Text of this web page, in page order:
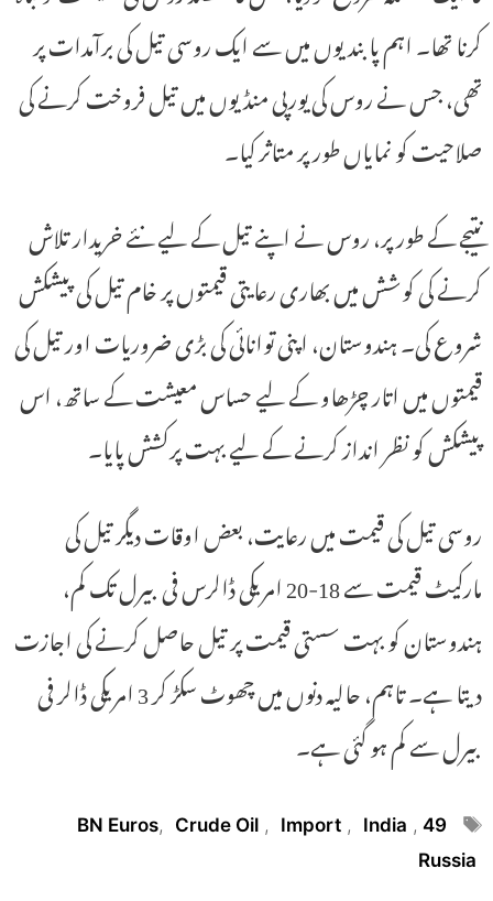
کرنا تھا۔ اہم پابندیوں میں سے ایک روسی تیل کی برآمدات پر
تھی، جس نے روس کی یورپی منڈیوں میں تیل فروخت کرنے کی
صلاحیت کو نمایاں طور پر متاثر کیا۔
نتیجے کے طور پر، روس نے اپنے تیل کے لیے نئے خریدار تلاش
کرنے کی کوشش میں بھاری رعایتی قیمتوں پر خام تیل کی پیشکش
شروع کی۔ ہندوستان، اپنی توانائی کی بڑی ضروریات اور تیل کی
قیمتوں میں اتار چڑھاو کے لیے حساس معیشت کے ساتھ، اس
پیشکش کو نظر انداز کرنے کے لیے بہت پرکشش پایا۔
روسی تیل کی قیمت میں رعایت، بعض اوقات دیگر تیل کی
مارکیٹ قیمت سے 18-20 امریکی ڈالرس فی بیرل تک کم،
ہندوستان کو بہت سستی قیمت پر تیل حاصل کرنے کی اجازت
دیتا ہے۔ تاہم، حالیہ دنوں میں چھوٹ سکڑ کر 3 امریکی ڈالر فی
بیرل سے کم ہو گئی ہے۔
Tags
49 BN Euros
, Crude Oil , Import , India ,
Russia